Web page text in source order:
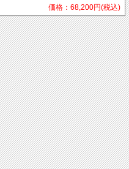
価格：68,200円(税込)